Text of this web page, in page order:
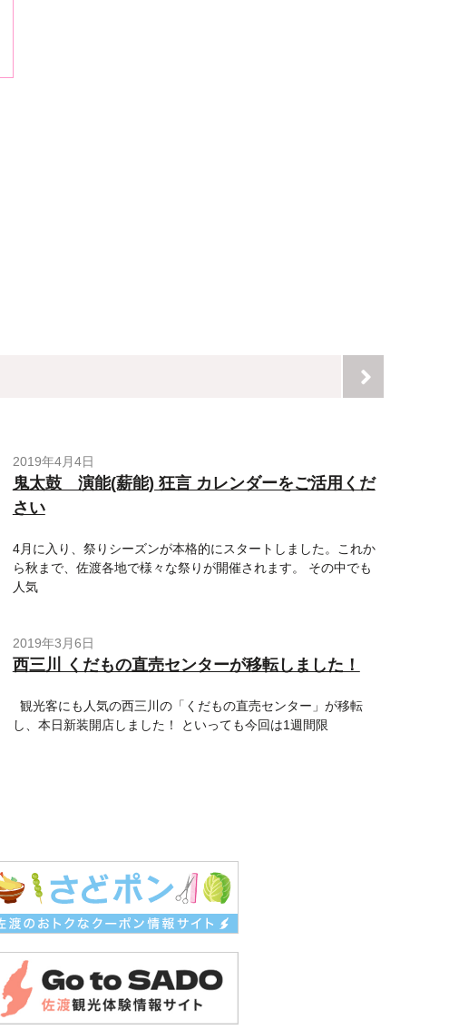
2019年4月4日
鬼太鼓 演能(薪能) 狂言 カレンダーをご活用くだ
さい
4月に入り、祭りシーズンが本格的にスタートしました。これか
ら秋まで、佐渡各地で様々な祭りが開催されます。 その中でも
人気
2019年3月6日
西三川 くだもの直売センターが移転しました！
観光客にも人気の西三川の「くだもの直売センター」が移転
し、本日新装開店しました！ といっても今回は1週間限